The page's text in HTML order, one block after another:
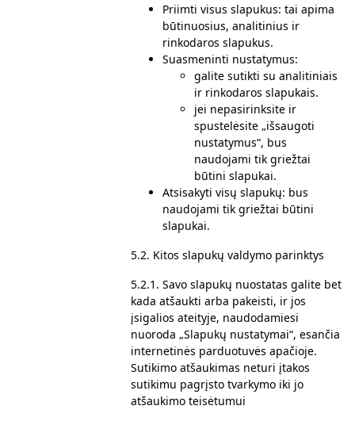
Priimti visus slapukus: tai apima
būtinuosius, analitinius ir
rinkodaros slapukus.
Suasmeninti nustatymus:
galite sutikti su analitiniais
ir rinkodaros slapukais.
jei nepasirinksite ir
spustelėsite „išsaugoti
nustatymus“, bus
naudojami tik griežtai
būtini slapukai.
Atsisakyti visų slapukų: bus
naudojami tik griežtai būtini
slapukai.
5.2. Kitos slapukų valdymo parinktys
5.2.1. Savo slapukų nuostatas galite bet
kada atšaukti arba pakeisti, ir jos
įsigalios ateityje, naudodamiesi
nuoroda „Slapukų nustatymai“, esančia
internetinės parduotuvės apačioje.
Sutikimo atšaukimas neturi įtakos
sutikimu pagrįsto tvarkymo iki jo
atšaukimo teisėtumui